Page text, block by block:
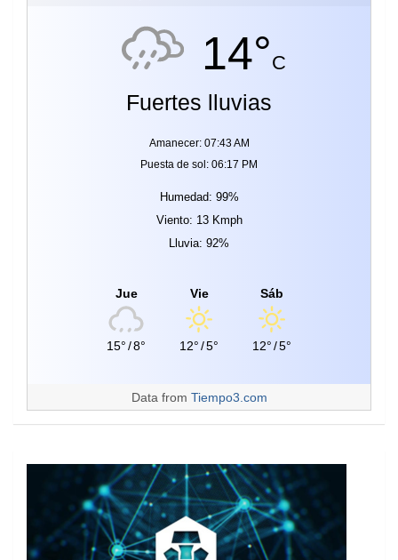
14°C
Fuertes lluvias
Amanecer: 07:43 AM
Puesta de sol: 06:17 PM
Humedad: 99%
Viento: 13 Kmph
Lluvia: 92%
Jue
15°/8°
Vie
12°/5°
Sáb
12°/5°
Data from Tiempo3.com